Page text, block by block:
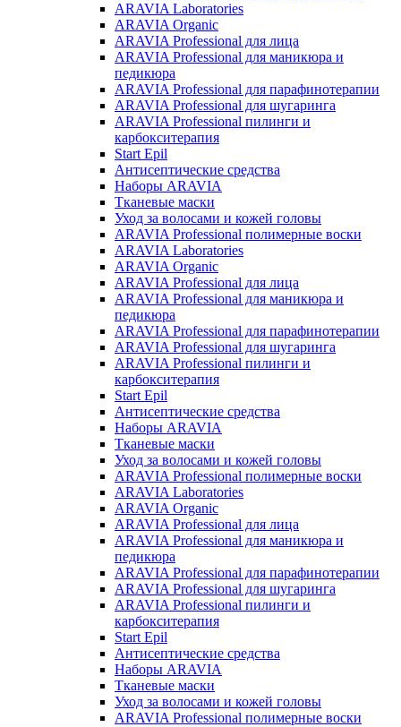
ARAVIA Laboratories
ARAVIA Organic
ARAVIA Professional для лица
ARAVIA Professional для маникюра и
педикюра
ARAVIA Professional для парафинотерапии
ARAVIA Professional для шугаринга
ARAVIA Professional пилинги и
карбокситерапия
Start Epil
Антисептические средства
Наборы ARAVIA
Тканевые маски
Уход за волосами и кожей головы
ARAVIA Professional полимерные воски
ARAVIA Laboratories
ARAVIA Organic
ARAVIA Professional для лица
ARAVIA Professional для маникюра и
педикюра
ARAVIA Professional для парафинотерапии
ARAVIA Professional для шугаринга
ARAVIA Professional пилинги и
карбокситерапия
Start Epil
Антисептические средства
Наборы ARAVIA
Тканевые маски
Уход за волосами и кожей головы
ARAVIA Professional полимерные воски
ARAVIA Laboratories
ARAVIA Organic
ARAVIA Professional для лица
ARAVIA Professional для маникюра и
педикюра
ARAVIA Professional для парафинотерапии
ARAVIA Professional для шугаринга
ARAVIA Professional пилинги и
карбокситерапия
Start Epil
Антисептические средства
Наборы ARAVIA
Тканевые маски
Уход за волосами и кожей головы
ARAVIA Professional полимерные воски